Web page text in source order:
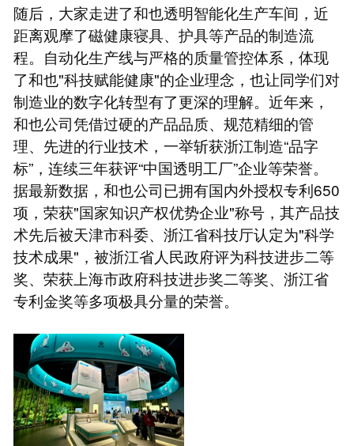
随后，大家走进了和也透明智能化生产车间，近
距离观摩了磁健康寝具、护具等产品的制造流
程。自动化生产线与严格的质量管控体系，体现
了和也"科技赋能健康"的企业理念，也让同学们对
制造业的数字化转型有了更深的理解。近年来，
和也公司凭借过硬的产品品质、规范精细的管
理、先进的行业技术，一举斩获浙江制造“品字
标”，连续三年获评“中国透明工厂”企业等荣誉。
据最新数据，和也公司已拥有国内外授权专利650
项，荣获"国家知识产权优势企业"称号，其产品技
术先后被天津市科委、浙江省科技厅认定为"科学
技术成果"，被浙江省人民政府评为科技进步二等
奖、荣获上海市政府科技进步奖二等奖、浙江省
专利金奖等多项极具分量的荣誉。